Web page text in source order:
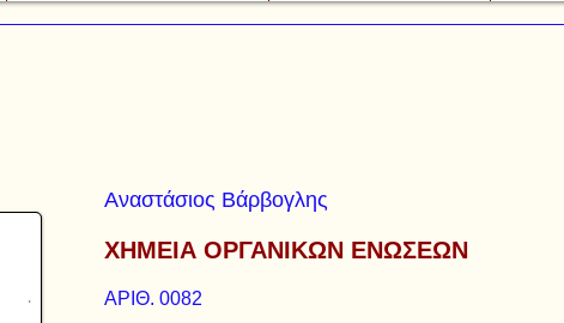
Αναστάσιος Βάρβογλης
ΧΗΜΕΙΑ ΟΡΓΑΝΙΚΩΝ ΕΝΩΣΕΩΝ
ΑΡΙΘ. 0082